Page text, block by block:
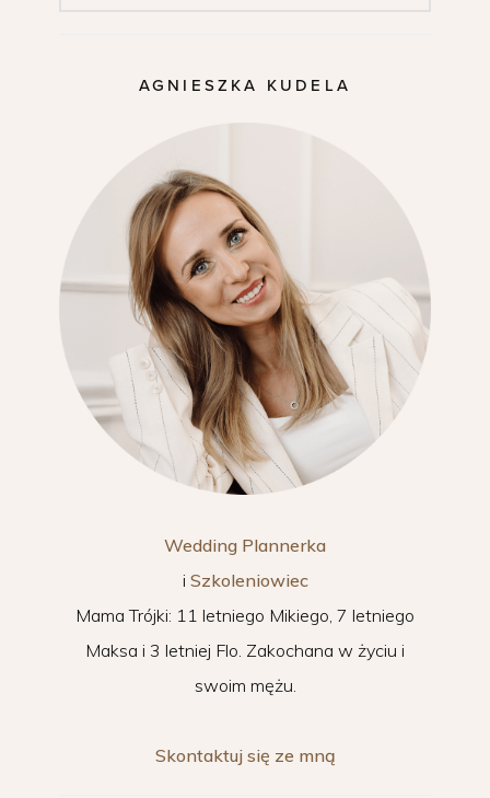
AGNIESZKA KUDELA
Wedding Plannerka
i Szkoleniowiec
Mama Trójki: 11 letniego Mikiego, 7 letniego
Maksa i 3 letniej Flo. Zakochana w życiu i
swoim mężu.
Skontaktuj się ze mną